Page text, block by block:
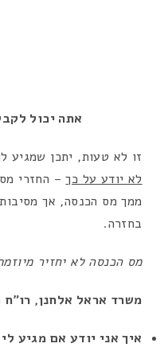
אתה יכול
זו לא טעות, יתכן שמגיע
לא יודע על כך– החזרי
ממך מס הכנסה, אך
בחזרה.
מס הכנסה לא יחזיר
משרד אראל אלחנן, רו”ח
איך אני יודע אם מגיע